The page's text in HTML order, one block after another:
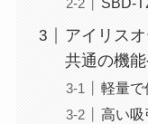
アイリス
共通の機
軽量で
高い吸